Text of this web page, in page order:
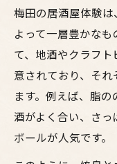
梅田の居酒屋体験
よって一層豊かな
て、地酒やクラフ
意されており、そ
ます。例えば、脂
酒がよく合い、さ
ボールが人気です。